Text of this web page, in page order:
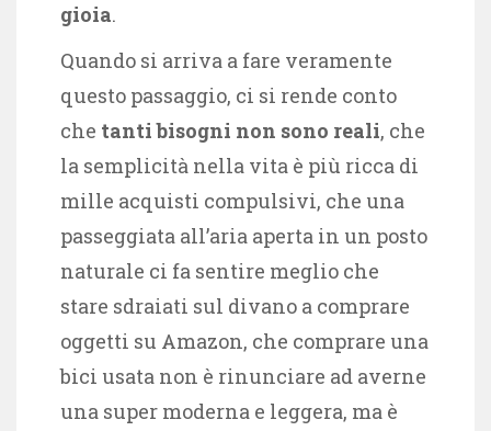
gioia.
Quando si arriva a fare veramente
questo passaggio, ci si rende conto
che tanti bisogni non sono reali, che
la semplicità nella vita è più ricca di
mille acquisti compulsivi, che una
passeggiata all’aria aperta in un posto
naturale ci fa sentire meglio che
stare sdraiati sul divano a comprare
oggetti su Amazon, che comprare una
bici usata non è rinunciare ad averne
una super moderna e leggera, ma è